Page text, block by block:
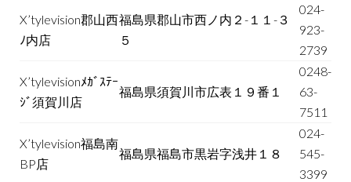
X’tylevision郡山西
ﾉ内店
福島県郡山市西ノ内２-１１-３
５
024-
923-
2739
X’tylevisionﾒｶﾞｽﾃｰ
ｼﾞ須賀川店
福島県須賀川市広表１９番１
0248-
63-
7511
X’tylevision福島南
BP店
福島県福島市黒岩字浅井１８
024-
545-
3399